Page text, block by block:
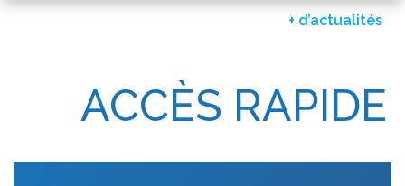
+ d’actualités
ACCÈS RAPIDE